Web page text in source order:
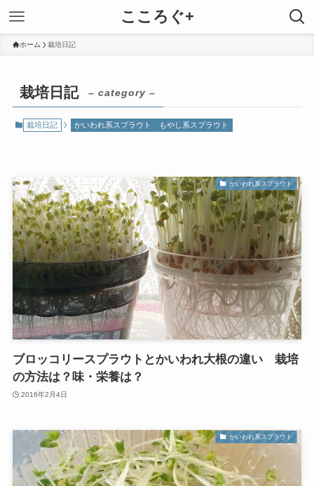
こころぐ+
ホーム 栽培日記
栽培日記 – category –
栽培日記 かいわれ系スプラウト もやし系スプラウト
かいわれ系スプラウト
ブロッコリースプラウトとかいわれ大根の違い 栽培
の方法は？味・栄養は？
2016年2月4日
かいわれ系スプラウト